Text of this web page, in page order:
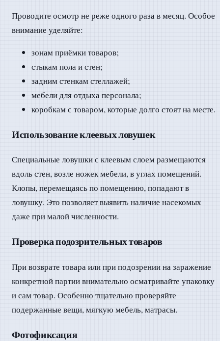
Проводите осмотр не реже одного раза в месяц. Особое
внимание уделяйте:
зонам приёмки товаров;
стыкам пола и стен;
задним стенкам стеллажей;
мебели для отдыха персонала;
коробкам с товаром, которые долго стоят на месте.
Использование клеевых ловушек
Специальные ловушки с клеевым слоем размещаются
вдоль стен, возле ножек мебели, в углах помещений.
Клопы, перемещаясь по помещению, попадают в
ловушку. Это позволяет выявить наличие насекомых
даже при малой численности.
Проверка подозрительных товаров
При возврате товара или при подозрении на заражение
конкретной партии внимательно осматривайте упаковку
и сам товар. Особенно тщательно проверяйте
подержанные вещи, мягкую мебель, матрасы.
Фотофиксация